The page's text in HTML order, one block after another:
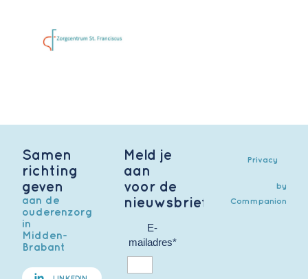
Samen
richting
geven
aan de
ouderenzorg
in
Midden-
Brabant
Meld je
aan
voor de
nieuwsbrief
E-
mailadres*
Privacy
by
Commpanion